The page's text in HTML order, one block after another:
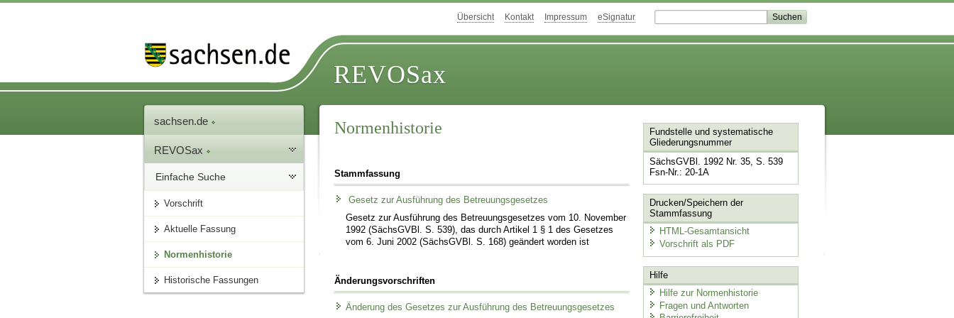
Übersicht Kontakt Impressum eSignatur
REVOSax
sachsen.de
REVOSax
Einfache Suche
Vorschrift
Aktuelle Fassung
Normenhistorie
Historische Fassungen
Normenhistorie
Stammfassung
Gesetz zur Ausführung des Betreuungsgesetzes
Gesetz zur Ausführung des Betreuungsgesetzes vom 10. November
1992 (SächsGVBl. S. 539), das durch Artikel 1 § 1 des Gesetzes
vom 6. Juni 2002 (SächsGVBl. S. 168) geändert worden ist
Änderungsvorschriften
Änderung des Gesetzes zur Ausführung des Betreuungsgesetzes
Fundstelle und systematische
Gliederungsnummer
SächsGVBl. 1992 Nr. 35, S. 539
Fsn-Nr.: 20-1A
Drucken/Speichern der
Stammfassung
HTML-Gesamtansicht
Vorschrift als PDF
Hilfe
Hilfe zur Normenhistorie
Fragen und Antworten